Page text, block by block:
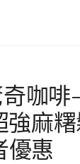
奇咖
麻
優惠